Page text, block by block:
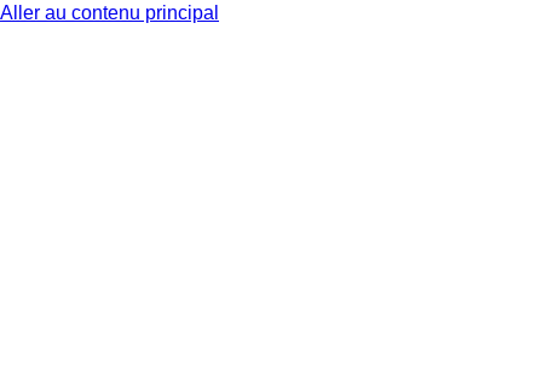
Aller au contenu principal